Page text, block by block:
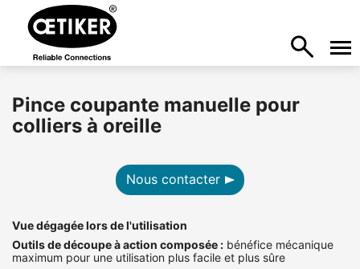
Pince coupante manuelle pour
colliers à oreille
Nous contacter
Vue dégagée lors de l'utilisation
Outils de découpe à action composée : bénéfice mécanique
maximum pour une utilisation plus facile et plus sûre